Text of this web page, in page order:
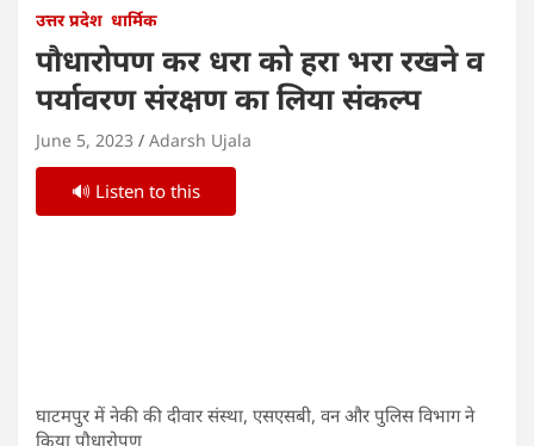
उत्तर प्रदेश धार्मिक
पौधारोपण कर धरा को हरा भरा रखने व
पर्यावरण संरक्षण का लिया संकल्प
June 5, 2023 Adarsh Ujala
🔊 Listen to this
घाटमपुर में नेकी की दीवार संस्था, एसएसबी, वन और पुलिस विभाग ने
किया पौधारोपण